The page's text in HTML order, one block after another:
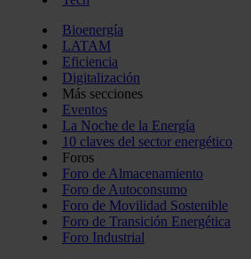
Bioenergía
LATAM
Eficiencia
Digitalización
Más secciones
Eventos
La Noche de la Energía
10 claves del sector energético
Foros
Foro de Almacenamiento
Foro de Autoconsumo
Foro de Movilidad Sostenible
Foro de Transición Energética
Foro Industrial